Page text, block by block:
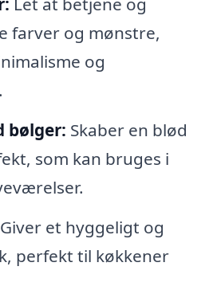
farver og mønstre,
og
bølger: Skaber en blød
som kan bruges i
Giver et hyggeligt og
perfekt til køkkener